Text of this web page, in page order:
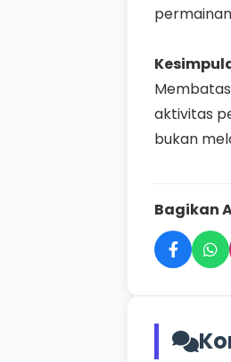
aktivitas
bukan
Bagikan